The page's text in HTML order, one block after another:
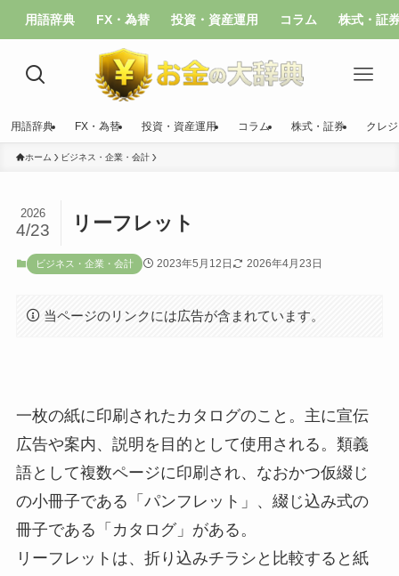
用語辞典 FX・為替 投資・資産運用 コラム 株式・証
用語辞典 FX・為替 投資・資産運用 コラム 株式・証券 クレ
ホーム ビジネス・企業・会計
リーフレット
2026
4/23
ビジネス・企業・会計 2023年5月12日 2026年4月23日
当ページのリンクには広告が含まれています。
一枚の紙に印刷されたカタログのこと。主に宣伝
広告や案内、説明を目的として使用される。類義
語として複数ページに印刷され、なおかつ仮綴じ
の小冊子である「パンフレット」、綴じ込み式の
冊子である「カタログ」がある。
リーフレットは、折り込みチラシと比較すると紙